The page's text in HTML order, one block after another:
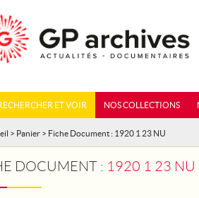
ET VOIR NOS COLLECTIONS
> Panier > Fiche Document : 1920 1 23 NU
DOCUMENT : 1920 1 23 NU